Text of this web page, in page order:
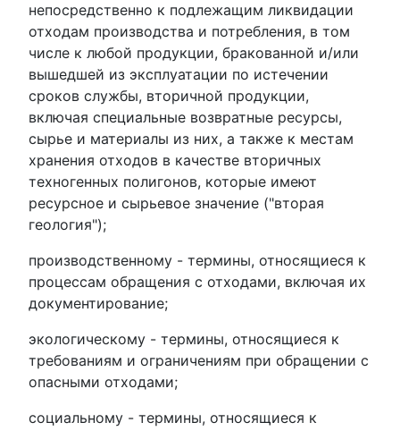
непосредственно к подлежащим ликвидации
отходам производства и потребления, в том
числе к любой продукции, бракованной и/или
вышедшей из эксплуатации по истечении
сроков службы, вторичной продукции,
включая специальные возвратные ресурсы,
сырье и материалы из них, а также к местам
хранения отходов в качестве вторичных
техногенных полигонов, которые имеют
ресурсное и сырьевое значение ("вторая
геология");
производственному - термины, относящиеся к
процессам обращения с отходами, включая их
документирование;
экологическому - термины, относящиеся к
требованиям и ограничениям при обращении с
опасными отходами;
социальному - термины, относящиеся к